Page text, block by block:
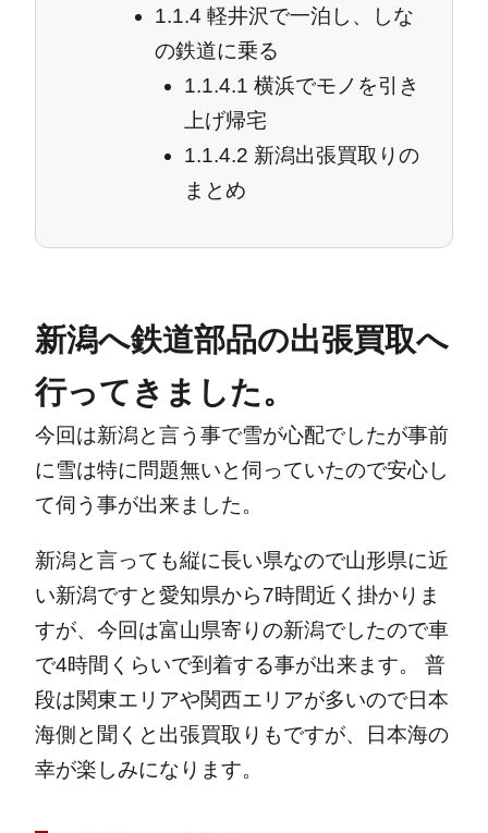
1.1.4 軽井沢で一泊し、しな
の鉄道に乗る
1.1.4.1 横浜でモノを引き
上げ帰宅
1.1.4.2 新潟出張買取りの
まとめ
新潟へ鉄道部品の出張買取へ
行ってきました。
今回は新潟と言う事で雪が心配でしたが事前
に雪は特に問題無いと伺っていたので安心し
て伺う事が出来ました。
新潟と言っても縦に長い県なので山形県に近
い新潟ですと愛知県から7時間近く掛かりま
すが、今回は富山県寄りの新潟でしたので車
で4時間くらいで到着する事が出来ます。
普
段は関東エリアや関西エリアが多いので日本
海側と聞くと出張買取りもですが、日本海の
幸が楽しみになります。